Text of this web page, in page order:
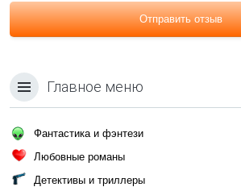
Отправить отзыв
Главное меню
Фантастика и фэнтези
Любовные романы
Детективы и триллеры